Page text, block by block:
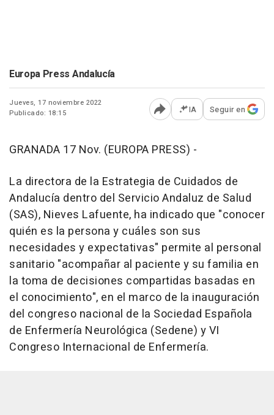
Europa Press Andalucía
Jueves, 17 noviembre 2022
Publicado: 18:15
Abrir opciones para
IA Seguir en
GRANADA 17 Nov. (EUROPA PRESS) -
La directora de la Estrategia de Cuidados de
Andalucía dentro del Servicio Andaluz de Salud
(SAS), Nieves Lafuente, ha indicado que "conocer
quién es la persona y cuáles son sus
necesidades y expectativas" permite al personal
sanitario "acompañar al paciente y su familia en
la toma de decisiones compartidas basadas en
el conocimiento", en el marco de la inauguración
del congreso nacional de la Sociedad Española
de Enfermería Neurológica (Sedene) y VI
Congreso Internacional de Enfermería.